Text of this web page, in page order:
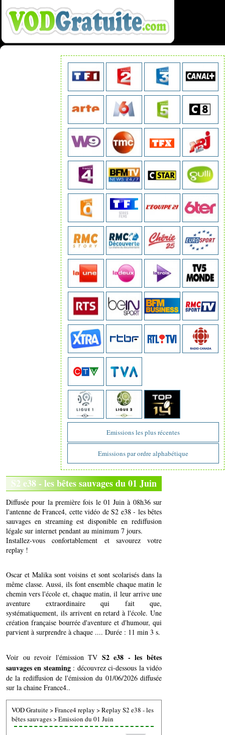
Emissions les plus récentes
Emissions par ordre alphabétique
S2 e38 - les bêtes sauvages du 01 Juin
Diffusée pour la première fois le 01 Juin à 08h36 sur
l'antenne de France4, cette vidéo de S2 e38 - les bêtes
sauvages en streaming est disponible en rediffusion
légale sur internet pendant au minimum 7 jours.
Installez-vous confortablement et savourez votre
replay !
Oscar et Malika sont voisins et sont scolarisés dans la
même classe. Aussi, ils font ensemble chaque matin le
chemin vers l'école et, chaque matin, il leur arrive une
aventure extraordinaire qui fait que,
systématiquement, ils arrivent en retard à l'école. Une
création française bourrée d'aventure et d'humour, qui
parvient à surprendre à chaque .... Durée : 11 min 3 s.
Voir ou revoir l'émission TV S2 e38 - les bêtes
sauvages en steaming: découvrez ci-dessous la vidéo
de la rediffusion de l'émission du 01/06/2026 diffusée
sur la chaine France4..
VOD Gratuite>France4 replay >Replay S2 e38 - les
bêtes sauvages>Emission du 01 Juin